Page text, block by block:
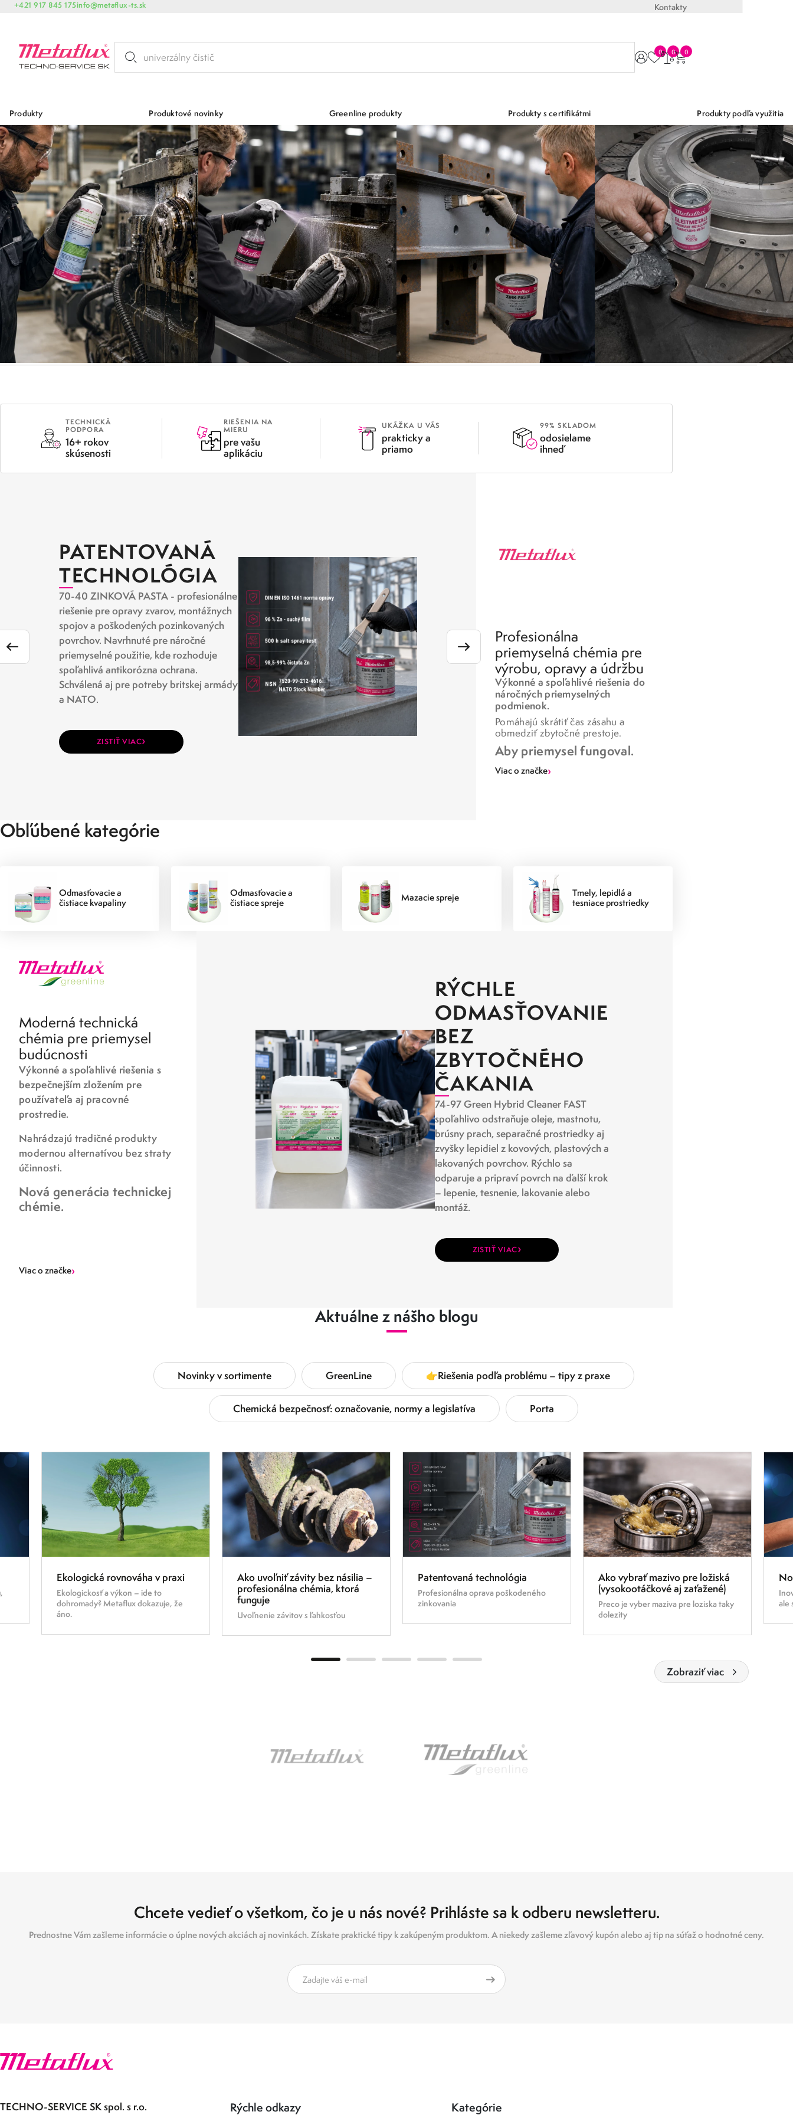
+421 917 845 175info@metaflux-ts.sk Kontakty
0 0 0
Produkty Produktové novinky Greenline produkty Produkty s certifikátmi Produkty podľa využitia
ČISTENIE
TECHNICKÁ
PODPORA
16+ rokov
skúsenosti
RIEŠENIA NA
MIERU
pre vašu
aplikáciu
UKÁŽKA U VÁS
prakticky a
priamo
99% SKLADOM
odosielame
ihneď
PATENTOVANÁ
TECHNOLÓGIA
70-40 ZINKOVÁ PASTA - profesionálne
riešenie pre opravy zvarov, montážnych
spojov a poškodených pozinkovaných
povrchov. Navrhnuté pre náročné
priemyselné použitie, kde rozhoduje
spoľahlivá antikorózna ochrana.
Schválená aj pre potreby britskej armády
a NATO.
ZISTIŤ VIAC›
EFEKTÍVNE
Výkonné riešenia na odstránenie olejov,
tukov a odolných prevádzkových
nečistôt. Pre rýchle čistenie dielov,
strojov a povrchov vo výrobe aj údržbe.
Čistý povrch. Spoľahlivý výsledok.
ZJISTIT VÍCE›
Profesionálna
priemyselná chémia pre
výrobu, opravy a údržbu
Výkonné a spoľahlivé riešenia do
náročných priemyselných
podmienok.
Pomáhajú skrátiť čas zásahu a
obmedziť zbytočné prestoje.
Aby priemysel fungoval.
Viac o značke›
Obľúbené kategórie
Odmasťovacie a
čistiace kvapaliny
Odmasťovacie a
čistiace spreje
Mazacie spreje
Tmely, lepidlá a
tesniace prostriedky
RÝCHLE
ODMASŤOVANIE
BEZ
ZBYTOČNÉHO
ČAKANIA
74-97 Green Hybrid Cleaner FAST
spoľahlivo odstraňuje oleje, mastnotu,
brúsny prach, separačné prostriedky aj
zvyšky lepidiel z kovových, plastových a
lakovaných povrchov. Rýchlo sa
odparuje a pripraví povrch na ďalší krok
– lepenie, tesnenie, lakovanie alebo
montáž.
ZISTIŤ VIAC›
Moderná technická
chémia pre priemysel
budúcnosti
Výkonné a spoľahlivé riešenia s
bezpečnejším zložením pre
používateľa aj pracovné
prostredie.
Nahrádzajú tradičné produkty
modernou alternatívou bez straty
účinnosti.
Nová generácia technickej
chémie.
Viac o značke›
Aktuálne z nášho blogu
Novinky v sortimente GreenLine 👉Riešenia podľa problému – tipy z praxe
Chemická bezpečnosť: označovanie, normy a legislatíva Porta
Ekologická rovnováha v praxi
Ekologickosť a výkon – ide to
dohromady? Metaflux dokazuje, že
áno.
7.7.2025
Ako uvoľniť závity bez násilia –
profesionálna chémia, ktorá
funguje
Uvoľnenie závitov s ľahkosťou
6.8.2026
Patentovaná technológia
Profesionálna oprava poškodeného
zinkovania
9.2.2026
Ako vybrať mazivo pre ložiská
(vysokootáčkové aj zaťažené)
Preco je vyber maziva pre loziska taky
dolezity
ale
Zobraziť viac
Chcete vedieť o všetkom, čo je u nás nové? Prihláste sa k odberu newsletteru.
Prednostne Vám zašleme informácie o úplne nových akciách aj novinkách. Získate praktické tipy k zakúpeným produktom. A niekedy zašleme zľavový kupón alebo aj tip na súťaž o hodnotné ceny.
TECHNO-SERVICE SK spol. s r.o. Rýchle odkazy Kategórie